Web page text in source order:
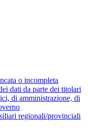
o incompleta
dati da parte dei titolari
di amministrazione, di
regionali/provinciali